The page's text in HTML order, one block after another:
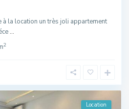
la location un très joli appartement
...
2
Location